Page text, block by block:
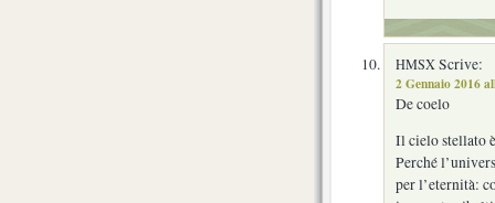
HMSXScrive:
2 Gennaio 2016
De coelo
Il cielo stellato
Perché
per l’eternità: